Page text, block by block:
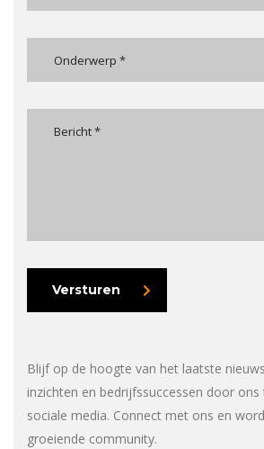
Versturen
Blijf op de hoogte van het laatste
inzichten en bedrijfssuccessen door
sociale media. Connect met ons en
groeiende community.